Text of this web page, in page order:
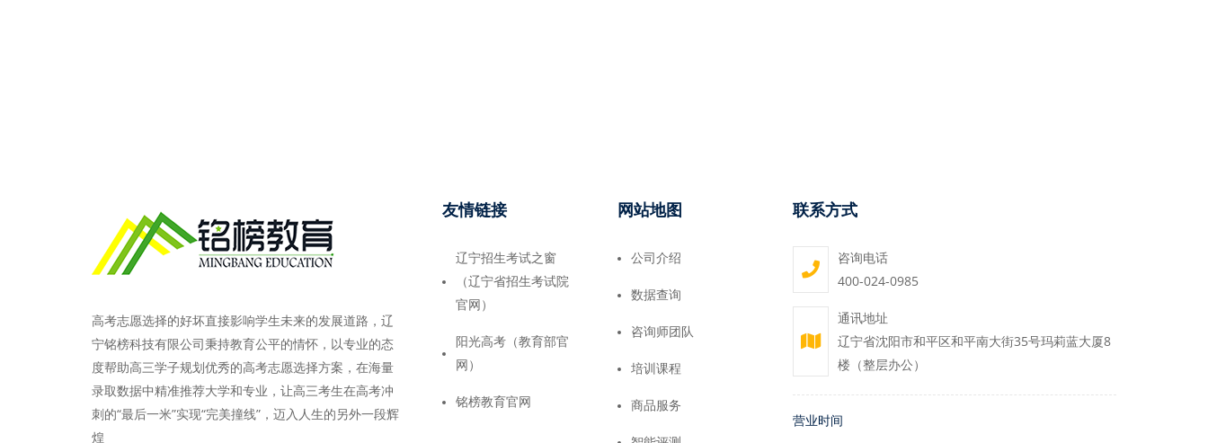
高考志愿选择的好坏直接影响学生未来的发展道路，辽
宁铭榜科技有限公司秉持教育公平的情怀，以专业的态
度帮助高三学子规划优秀的高考志愿选择方案，在海量
录取数据中精准推荐大学和专业，让高三考生在高考冲
刺的“最后一米”实现“完美撞线”，迈入人生的另外一段辉
煌
友情链接
辽宁招生考试之窗
（辽宁省招生考试院
官网）
阳光高考（教育部官
网）
铭榜教育官网
网站地图
公司介绍
数据查询
咨询师团队
培训课程
商品服务
联系方式
咨询电话
400-024-0985
通讯地址
辽宁省沈阳市和平区和平南大街35号玛莉蓝大厦8
楼（整层办公）
营业时间